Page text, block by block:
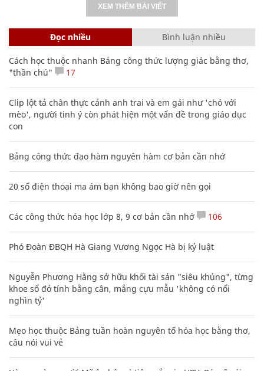
XEM THÊM BÀI VIẾT
Đọc nhiều Bình luận nhiều
Cách học thuộc nhanh Bảng công thức lượng giác bằng thơ,
"thần chú"
17
Clip lột tả chân thực cảnh anh trai và em gái như 'chó với
mèo', người tinh ý còn phát hiện một vấn đề trong giáo dục
con
Bảng công thức đạo hàm nguyên hàm cơ bản cần nhớ
20 số điện thoại ma ám bạn không bao giờ nên gọi
Các công thức hóa học lớp 8, 9 cơ bản cần nhớ 106
Phó Đoàn ĐBQH Hà Giang Vương Ngọc Hà bị kỷ luật
Nguyễn Phương Hằng sở hữu khối tài sản "siêu khủng", từng
khoe sổ đỏ tính bằng cân, mắng cựu mẫu 'không có nổi
nghìn tỷ'
Mẹo học thuộc Bảng tuần hoàn nguyên tố hóa học bằng thơ,
câu nói vui vẻ